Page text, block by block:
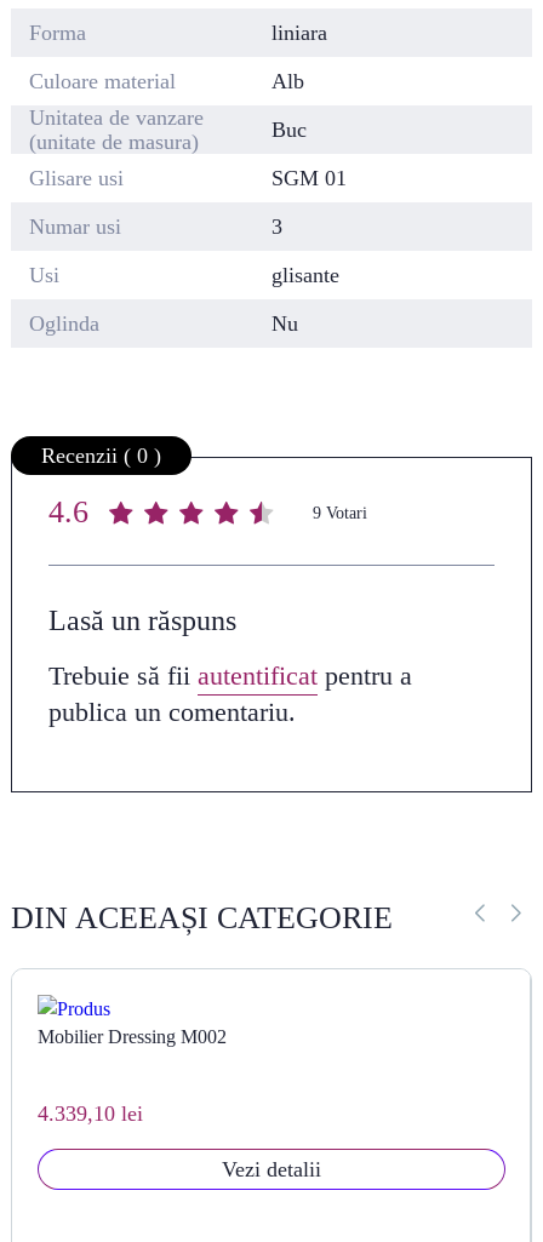
Forma
liniara
Culoare material
Alb
Unitatea de vanzare
(unitate de masura)
Buc
Glisare usi
SGM 01
Numar usi
3
Usi
glisante
Oglinda
Nu
Average rating
4.6 / 5. Vote count:
9
Recenzii ( 0 )
Lasă un răspuns
Trebuie să fii autentificatpentru a
publica un comentariu.
DIN ACEEAȘI CATEGORIE
Mobilier Dressing M002
4.339,10 lei
Vezi detalii